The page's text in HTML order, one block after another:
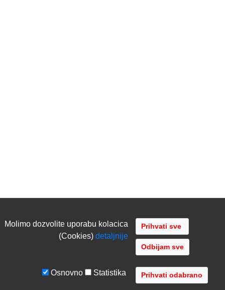
Molimo dozvolite uporabu kolacica
(Cookies)detaljnije
Odbijam sve
Osnovno Statistika